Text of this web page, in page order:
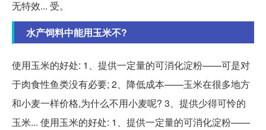
无特效... 受。
水产饲料中能用玉米不?
使用玉米的好处: 1、提供一定量的可消化淀粉——可是对
于肉食性鱼类没有必要; 2、降低成本——玉米在很多地方
和小麦一样价格,为什么不用小麦呢? 3、提供少得可怜的
玉米... 使用玉米的好处: 1、提供一定量的可消化淀粉——